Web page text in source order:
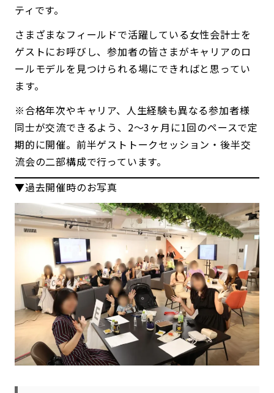
ティです。
さまざまなフィールドで活躍している女性会計士を
ゲストにお呼びし、参加者の皆さまがキャリアのロ
ールモデルを見つけられる場にできればと思ってい
ます。
※合格年次やキャリア、人生経験も異なる参加者様
同士が交流できるよう、2～3ヶ月に1回のペースで定
期的に開催。前半ゲストトークセッション・後半交
流会の二部構成で行っています。
▼過去開催時のお写真